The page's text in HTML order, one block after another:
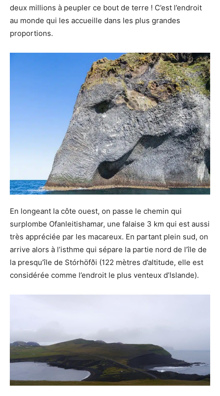
deux millions à peupler ce bout de terre ! C’est l’endroit
au monde qui les accueille dans les plus grandes
proportions.
En longeant la côte ouest, on passe le chemin qui
surplombe Ofanleitishamar, une falaise 3 km qui est aussi
très appréciée par les macareux. En partant plein sud, on
arrive alors à l’isthme qui sépare la partie nord de l’île de
la presqu’île de Stórhöfði (122 mètres d’altitude, elle est
considérée comme l’endroit le plus venteux d’Islande).